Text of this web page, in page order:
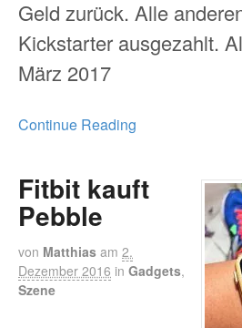
Geld zurück. Alle
Kickstarter ausgezahlt.
März 2017
Continue Reading
Fitbit kauft
Pebble
von Matthias am 2.
Dezember 2016 in Gadgets,
Szene